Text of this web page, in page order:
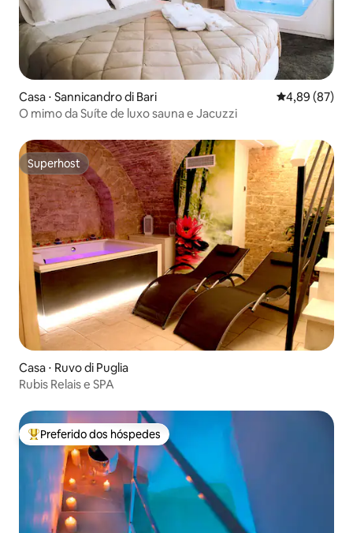
Casa ⋅ Sannicandro di Bari 4,89 de uma
4,89 (87)
O mimo da Suíte de luxo sauna e Jacuzzi
Superhost
Superhost
Casa ⋅ Ruvo di Puglia
Rubis Relais e SPA
Entre os melhores preferidos dos hóspedes
Preferido dos hóspedes